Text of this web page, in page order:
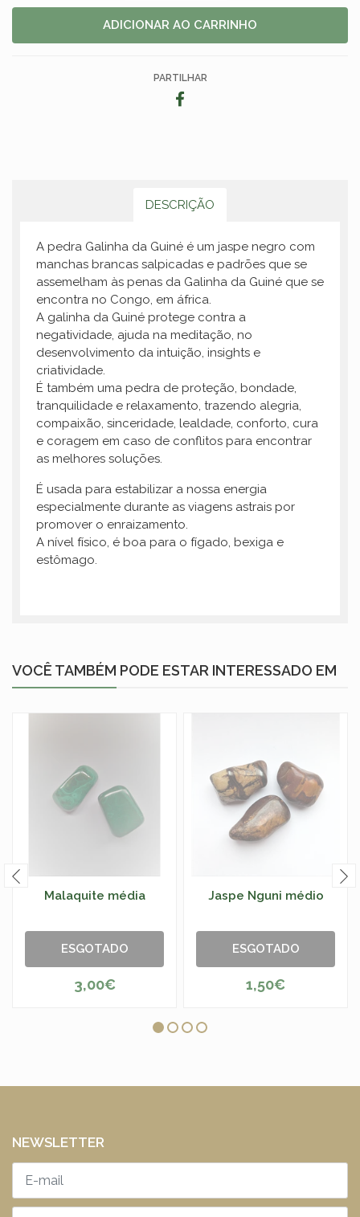
PARTILHAR
DESCRIÇÃO
A pedra Galinha da Guiné é um jaspe negro com
manchas brancas salpicadas e padrões que se
assemelham às penas da Galinha da Guiné que se
encontra no Congo, em áfrica.
A galinha da Guiné protege contra a
negatividade, ajuda na meditação, no
desenvolvimento da intuição, insights e
criatividade.
É também uma pedra de proteção, bondade,
tranquilidade e relaxamento, trazendo alegria,
compaixão, sinceridade, lealdade, conforto, cura
e coragem em caso de conflitos para encontrar
as melhores soluções.
É usada para estabilizar a nossa energia
especialmente durante as viagens astrais por
promover o enraizamento.
A nível físico, é boa para o fígado, bexiga e
estômago.
VOCÊ TAMBÉM PODE ESTAR INTERESSADO EM
Malaquite média
ESGOTADO
3,00€
Jaspe Nguni médio
ESGOTADO
1,50€
NEWSLETTER